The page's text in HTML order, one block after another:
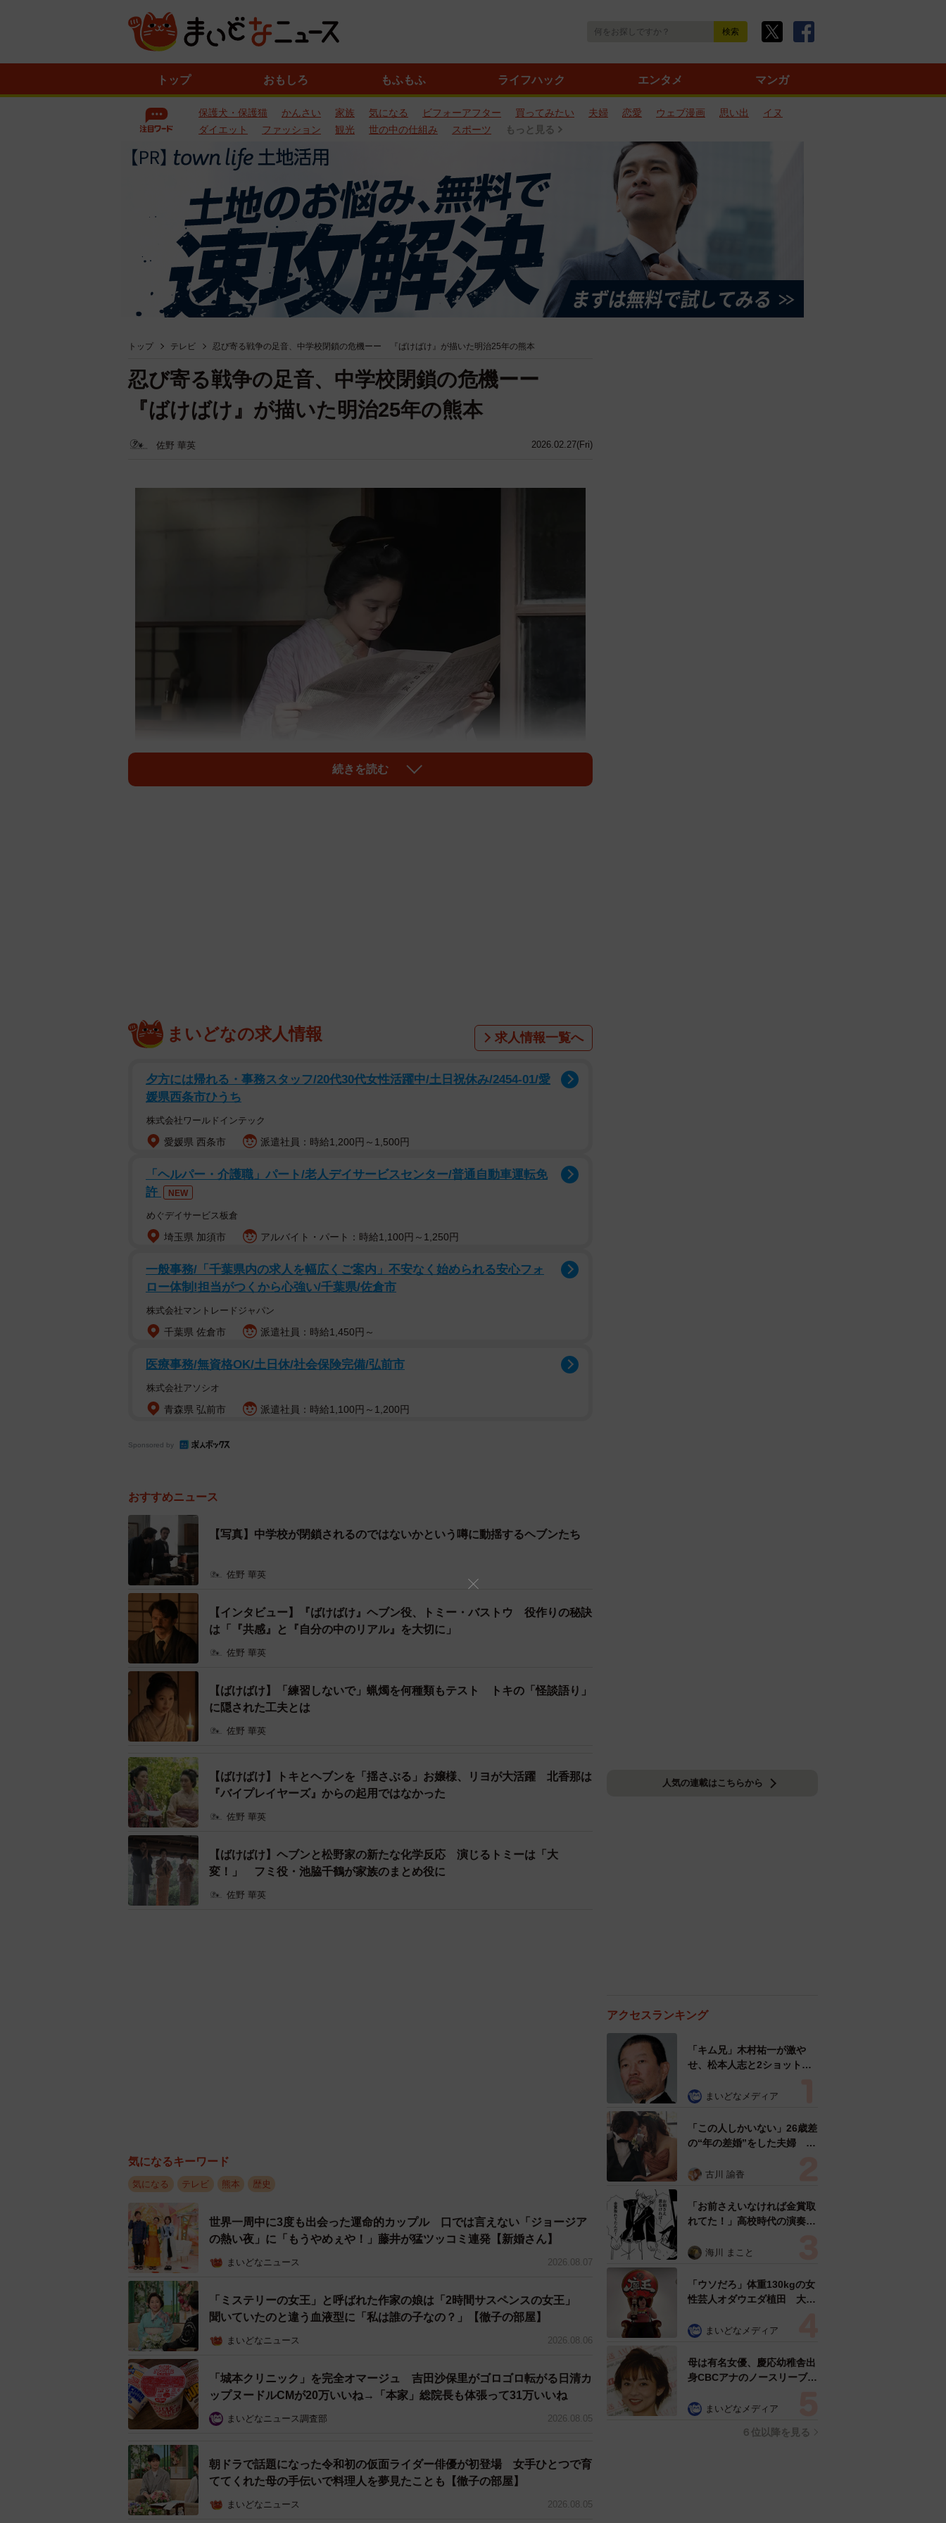
トップ おもしろ もふもふ ライフハック エンタメ マンガ
保護犬・保護猫 かんさい 家族 気になる ビフォーアフター 買ってみたい 夫婦 恋愛 ウェブ漫画 思い出
イヌ
ダイエット
ファッション 観光 世の中の仕組み スポーツ もっと見る
トップ テレビ 忍び寄る戦争の足音、中学校閉鎖の危機ーー 『ばけばけ』が描いた明治25年の熊本
2026.02.27(Fri)
忍び寄る戦争の足音、中学校閉鎖の危機ーー
『ばけばけ』が描いた明治25年の熊本
佐野 華英
に遭い、熊本第五中学校が閉鎖するのではないかという噂が流れて、ヘブンとその家族、そ
して書生たちが肝を冷やすというシーンもあった。
ヘブンと一家が移り住んだ当時の熊本を、『ばけばけ』はどう描いたのか。制作統括の橋爪
國臣さんに聞いた。
明治25年の熊本は国内で最先端の都市だった
「明治10（1877）年に西南戦争が起こってから15年後の熊本は、昔からあった建物がすべ
てなくなり、焼け野原になって、中心地には建て替えられた新しい建物がずらりと並んでい
ました。熊本城も焼け落ちていますし、なかなかシンボルになるような建物や『熊本らし
さ』を感じられる場所がない時期でした。そのことについて、モデルであるラフカディオ・
ハーンは失望したと著書に記しています。なので、この頃の熊本を映像でわかりやすく表現
するのは難しく、かなり頭を悩ませました」
都市と言われていて、熊本城の焼け跡地が全て軍の敷地になっていました。古き良き日本の
風景がたくさん残っていた松江を後にして、ヘブンとトキたちが移り住んだ熊本は、西南戦
争から復興を遂げた、いわば『最先端の都市』。そうした社会情勢と時代の空気が感じられ
2/2
熊本第五中学校が閉鎖するのではないかとの噂が流れ、動揺するヘブン（トミー・バストウ）と同僚のロバート
（ジョー・トレメイン）、作山（橋本淳） (C)NHK
国民がまだ戦争というものを楽観視していた時代
とはいえ、「作家レフカダ・ヘブンと戦争」というところまで描く意図はないのだと、橋爪
さんは言う。
「朝ドラでよく見る第二次世界大戦の頃の空気感とは違って、この頃の日本はまだ『国全体
が軍国主義に走る』というような時代ではないんです。おそらく庶民の考えの方の中に戦争
というものがまだ実感を伴っていない時代で、当然、負けるとも思っていない。『小泉八雲
と戦争』というテーマの論文や研究は数多く残っていますが、モデルのラフカディオ・ハー
続きを読む
まいどなの求人情報 求人情報一覧へ
夕方には帰れる・事務スタッフ/20代30代女性活躍中/土日祝休み/2454-01/愛
媛県西条市ひうち
株式会社ワールドインテック
愛媛県 西条市 派遣社員：時給1,200円～1,500円
「ヘルパー・介護職」パート/老人デイサービスセンター/普通自動車運転免
許
NEW
めぐデイサービス板倉
埼玉県 加須市 アルバイト・パート：時給1,100円～1,250円
一般事務/「千葉県内の求人を幅広くご案内」不安なく始められる安心フォ
ロー体制!担当がつくから心強い/千葉県/佐倉市
株式会社マントレードジャパン
千葉県 佐倉市 派遣社員：時給1,450円～
医療事務/無資格OK/土日休/社会保険完備/弘前市
株式会社アソシオ
青森県 弘前市 派遣社員：時給1,100円～1,200円
Sponsored by
おすすめニュース
【写真】中学校が閉鎖されるのではないかという噂に動揺するヘブンたち
佐野 華英
【インタビュー】『ばけばけ』ヘブン役、トミー・バストウ 役作りの秘訣
は「『共感』と『自分の中のリアル』を大切に」
佐野 華英
【ばけばけ】「練習しないで」蝋燭を何種類もテスト トキの「怪談語り」
に隠された工夫とは
佐野 華英
【ばけばけ】トキとヘブンを「揺さぶる」お嬢様、リヨが大活躍 北香那は
『バイプレイヤーズ』からの起用ではなかった
佐野 華英
【ばけばけ】ヘブンと松野家の新たな化学反応 演じるトミーは「大
変！」 フミ役・池脇千鶴が家族のまとめ役に
佐野 華英
気になるキーワード
気になる テレビ 熊本 歴史
世界一周中に3度も出会った運命的カップル 口では言えない「ジョージア
の熱い夜」に「もうやめぇや！」藤井が猛ツッコミ連発【新婚さん】
まいどなニュース 2026.08.07
「ミステリーの女王」と呼ばれた作家の娘は「2時間サスペンスの女王」
聞いていたのと違う血液型に「私は誰の子なの？」【徹子の部屋】
まいどなニュース 2026.08.06
「城本クリニック」を完全オマージュ 吉田沙保里がゴロゴロ転がる日清カ
ップヌードルCMが20万いいね→「本家」総院長も体張って31万いいね
まいどなニュース調査部 2026.08.05
朝ドラで話題になった令和初の仮面ライダー俳優が初登場 女手ひとつで育
ててくれた母の手伝いで料理人を夢見たことも【徹子の部屋】
まいどなニュース 2026.08.05
人気の連載はこちらから
アクセスランキング
「キム兄」木村祐一が激や
せ、松本人志と2ショット
「テキヤの兄さん」
まいどなメディア
「この人しかいない」26歳差
の“年の差婚”をした夫婦 出
た？ 今の思いを聞いた
古川 諭香
「お前さえいなければ金賞取
れてた！」高校時代の演奏会
生は楽器修理職人に 10年後
ぬ申し出【漫画】
海川 まこと
「ウソだろ」体重130kgの女
性芸人オダウエダ植田 大学
で」 まいどなメディア
母は有名女優、慶応幼稚舎出
身CBCアナのノースリーブ姿
る」「天使の笑顔」
まいどなメディア
６位以降を見る